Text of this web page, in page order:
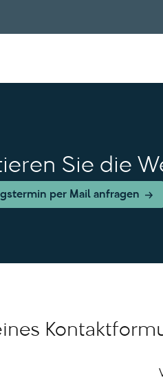
Sie die
per Mail anfragen